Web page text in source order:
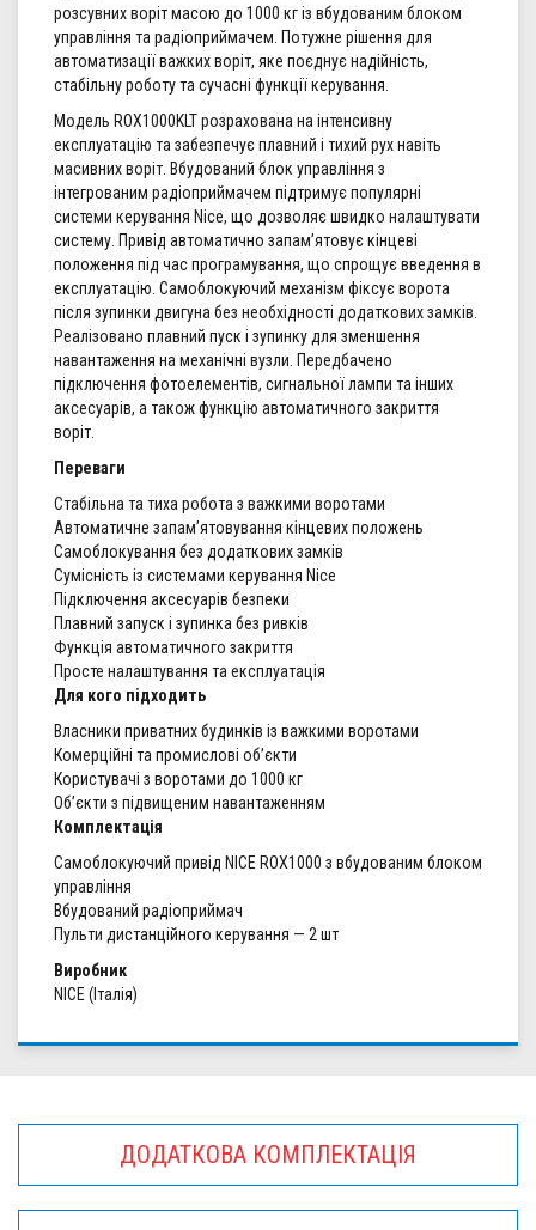
розсувних воріт масою до 1000 кг із вбудованим блоком
управління та радіоприймачем. Потужне рішення для
автоматизації важких воріт, яке поєднує надійність,
стабільну роботу та сучасні функції керування.
Модель ROX1000KLT розрахована на інтенсивну
експлуатацію та забезпечує плавний і тихий рух навіть
масивних воріт. Вбудований блок управління з
інтегрованим радіоприймачем підтримує популярні
системи керування Nice, що дозволяє швидко налаштувати
систему. Привід автоматично запам’ятовує кінцеві
положення під час програмування, що спрощує введення в
експлуатацію. Самоблокуючий механізм фіксує ворота
після зупинки двигуна без необхідності додаткових замків.
Реалізовано плавний пуск і зупинку для зменшення
навантаження на механічні вузли. Передбачено
підключення фотоелементів, сигнальної лампи та інших
аксесуарів, а також функцію автоматичного закриття
воріт.
Переваги
Стабільна та тиха робота з важкими воротами
Автоматичне запам’ятовування кінцевих положень
Самоблокування без додаткових замків
Сумісність із системами керування Nice
Підключення аксесуарів безпеки
Плавний запуск і зупинка без ривків
Функція автоматичного закриття
Просте налаштування та експлуатація
Для кого підходить
Власники приватних будинків із важкими воротами
Комерційні та промислові об’єкти
Користувачі з воротами до 1000 кг
Об’єкти з підвищеним навантаженням
Комплектація
Самоблокуючий привід NICE ROX1000 з вбудованим блоком
управління
Вбудований радіоприймач
Пульти дистанційного керування — 2 шт
Виробник
NICE (Італія)
ДОДАТКОВА КОМПЛЕКТАЦІЯ